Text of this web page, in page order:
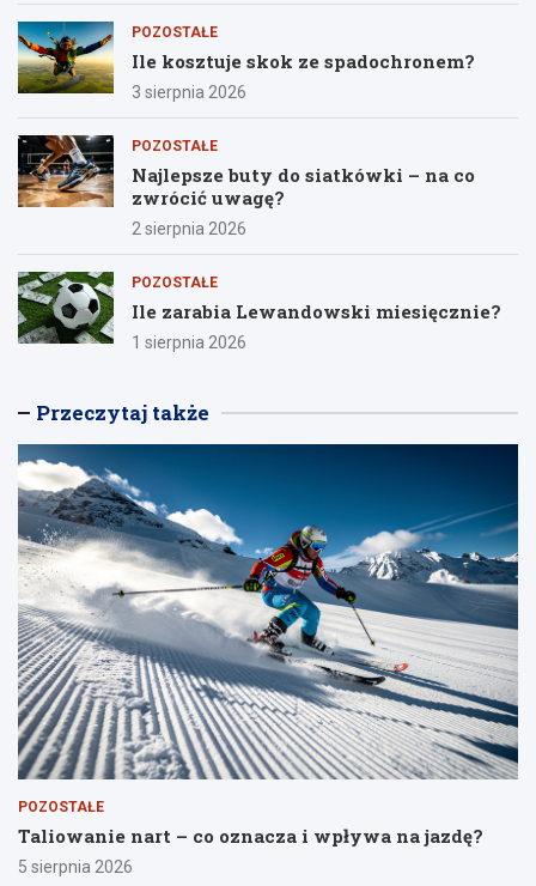
POZOSTAŁE
Ile kosztuje skok ze spadochronem?
3 sierpnia 2026
POZOSTAŁE
Najlepsze buty do siatkówki – na co
zwrócić uwagę?
2 sierpnia 2026
POZOSTAŁE
Ile zarabia Lewandowski miesięcznie?
1 sierpnia 2026
Przeczytaj także
POZOSTAŁE
Taliowanie nart – co oznacza i wpływa na jazdę?
5 sierpnia 2026